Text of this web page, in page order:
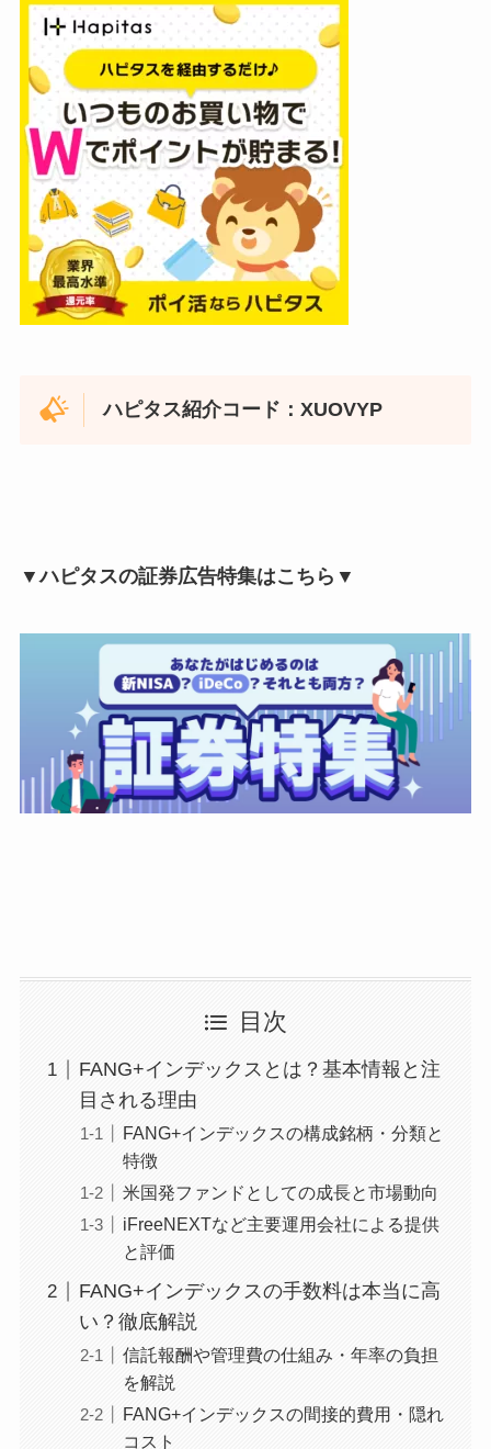
ハピタス紹介コード：XUOVYP
▼ハピタスの証券広告特集はこちら▼
目次
FANG+インデックスとは？基本情報と注
目される理由
FANG+インデックスの構成銘柄・分類と
特徴
米国発ファンドとしての成長と市場動向
iFreeNEXTなど主要運用会社による提供
と評価
FANG+インデックスの手数料は本当に高
い？徹底解説
信託報酬や管理費の仕組み・年率の負担
を解説
FANG+インデックスの間接的費用・隠れ
コスト